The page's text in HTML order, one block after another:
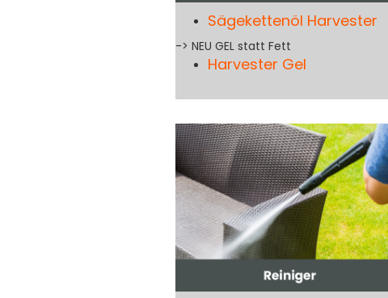
Sägekettenöl Harvester
-> NEU GEL statt Fett
Harvester Gel